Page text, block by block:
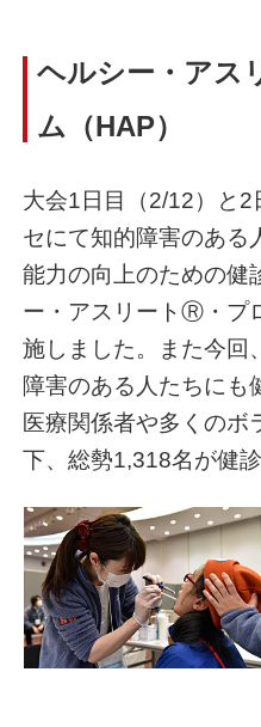
ヘルシー・アス
ム（HAP）
大会1日目（2/12）と2
セにて知的障害のある
能力の向上のための健
ー・アスリートⓇ・プ
施しました。また今回
障害のある人たちにも
医療関係者や多くのボ
下、総勢1,318名が健